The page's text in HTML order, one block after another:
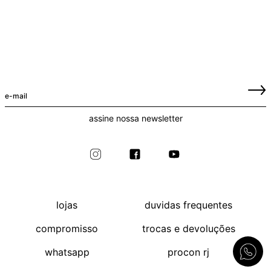
assine nossa newsletter
lojas
compromisso
whatsapp
duvidas frequentes
trocas e devoluções
procon rj